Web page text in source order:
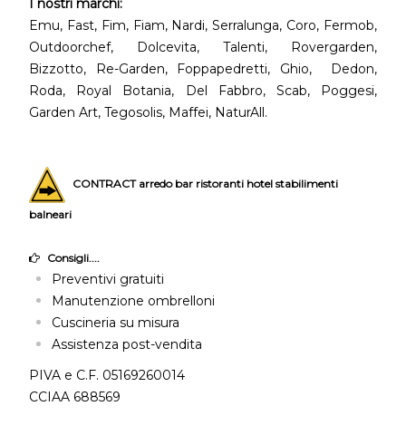
I nostri marchi:
Emu, Fast, Fim, Fiam, Nardi, Serralunga, Coro, Fermob,
Outdoorchef, Dolcevita, Talenti, Rovergarden,
Bizzotto, Re-Garden, Foppapedretti, Ghio, Dedon,
Roda, Royal Botania, Del Fabbro, Scab, Poggesi,
Garden Art, Tegosolis, Maffei, NaturAll.
CONTRACT arredo bar ristoranti hotel stabilimenti
balneari
Consigli....
Preventivi gratuiti
Manutenzione ombrelloni
Cuscineria su misura
Assistenza post-vendita
PIVA e C.F. 05169260014
CCIAA 688569